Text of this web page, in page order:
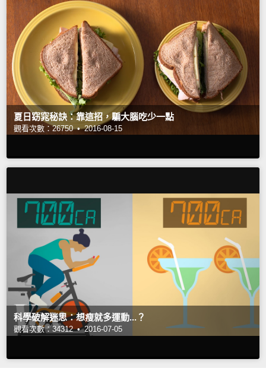
夏日窈窕秘訣：靠這招，騙大腦吃少一點
觀看次數：26750 • 2016-08-15
科學破解迷思：想瘦就多運動...？
觀看次數：34312 • 2016-07-05